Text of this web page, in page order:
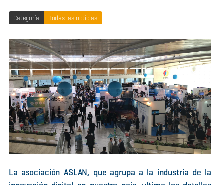
Categoría Todas las noticias
La asociación ASLAN, que agrupa a la industria de la